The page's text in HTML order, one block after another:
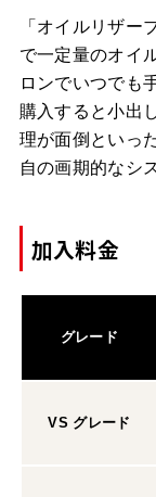
「オイルリザー
で一定量のオイ
ロンでいつでも
購入すると小出
理が面倒といっ
自の画期的なシ
加入料金
グレード
VS グレード